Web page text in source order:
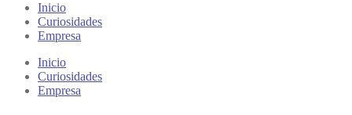
Inicio
Curiosidades
Empresa
Inicio
Curiosidades
Empresa